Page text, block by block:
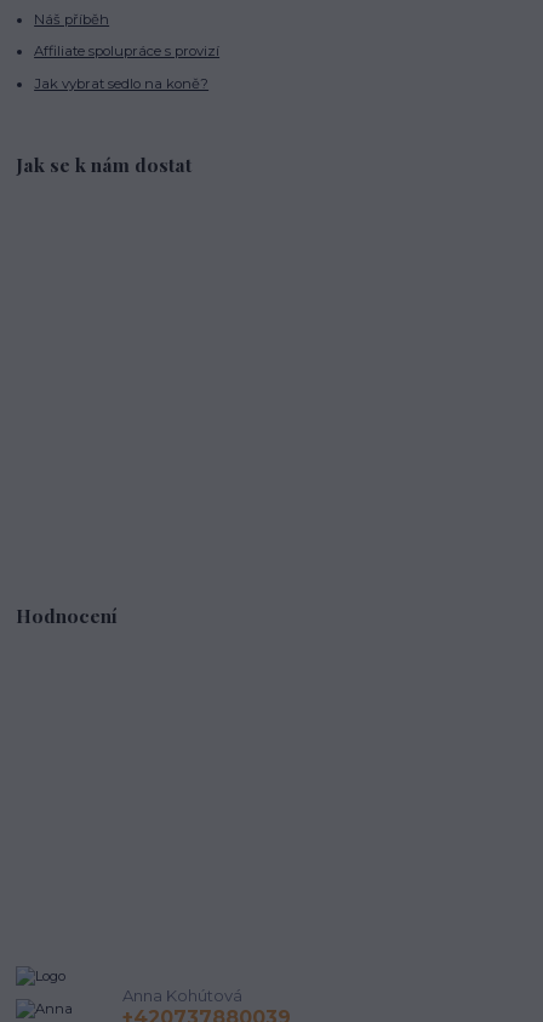
Náš příběh
Affiliate spolupráce s provizí
Jak vybrat sedlo na koně?
Jak se k nám dostat
Hodnocení
Anna Kohútová